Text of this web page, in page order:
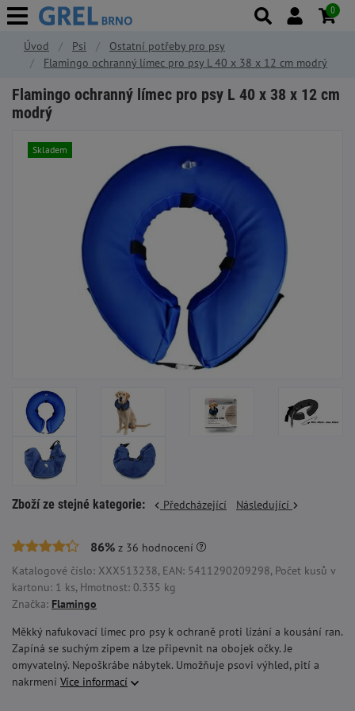
Úvod Psi
Ostatní potřeby pro psy
Flamingo ochranný límec pro psy L 40 x 38 x 12 cm modrý
Flamingo ochranný límec pro psy L 40 x 38 x 12 cm
modrý
Skladem
Zboží ze stejné kategorie: Předcházející Následující
86% z 36 hodnocení
Katalogové číslo: XXX513238, EAN: 5411290209298, Počet kusů v
kartonu: 1 ks, Hmotnost: 0.335 kg
Značka: Flamingo
Měkký nafukovací límec pro psy k ochraně proti lízání a kousání ran.
Zapíná se suchým zipem a lze připevnit na obojek očky. Je
omyvatelný. Nepoškrábe nábytek. Umožňuje psovi výhled, pití a
nakrmení Více informací
0